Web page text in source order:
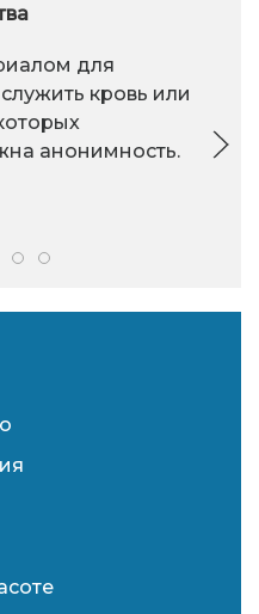
для
кровь или
анонимность.